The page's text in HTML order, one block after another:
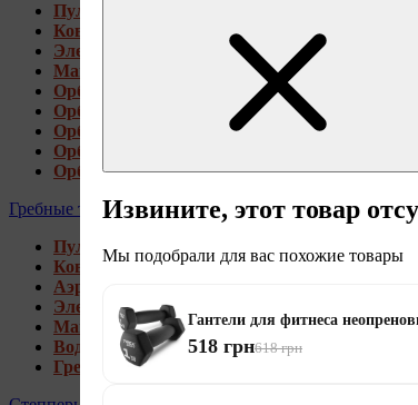
Пульсометри
Коврики под тренажеры
Электромагнитные орбитреки
Магнитные орбитреки
Орбитреки переднеприводные
Орбитреки заднеприводные
Орбитреки для высоких пользователей
Орбитреки генераторные
Орбитреки для дома
Гребные тренажеры
Пульсометри
Коврики под тренажеры
Аэромагнитные гребные тренажеры
Электромагнитные гребные тренажеры
Магнитные гребные тренажеры
Водные гребные тренажеры
Гребные тренажеры для дома
Извините, этот товар
Мы подобрали для вас похожие товары
Гантели для фитнеса
518 грн618 грн